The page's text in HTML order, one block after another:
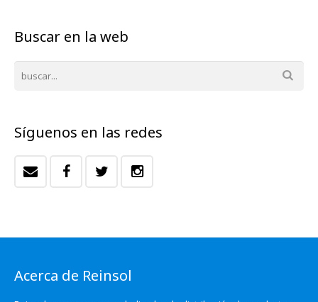
Buscar en la web
Síguenos en las redes
Acerca de Reinsol